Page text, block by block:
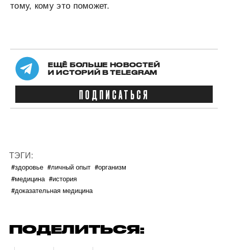
тому, кому это поможет.
ЕЩЁ БОЛЬШЕ НОВОСТЕЙ
И ИСТОРИЙ В TELEGRAM
ПОДПИСАТЬСЯ
ТЭГИ:
#здоровье #личный опыт #организм
#медицина #история
#доказательная медицина
ПОДЕЛИТЬСЯ: